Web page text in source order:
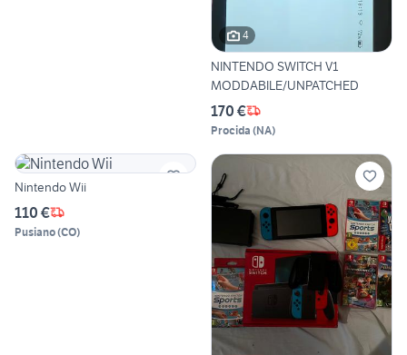
4
NINTENDO SWITCH V1
MODDABILE/UNPATCHED
170 €
Procida (NA)
Nintendo Wii
110 €
Pusiano(CO)